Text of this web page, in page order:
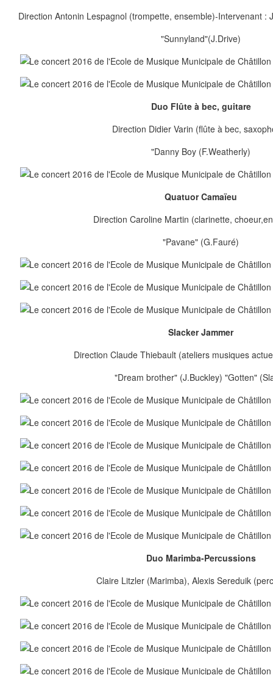
Direction Antonin Lespagnol (trompette, ensemble)-Intervenant :
"Sunnyland"(J.Drive)
Duo Flûte à bec, guitare
Direction Didier Varin (flûte à bec,
"Danny Boy (F.Weatherly)
Quatuor Camaïeu
Direction Caroline Martin (clarinette,
"Pavane" (G.Fauré)
Slacker Jammer
Direction Claude Thiebault (ateliers musiques
"Dream brother" (J.Buckley) "Gotten"
Duo Marimba-Percussions
Claire Litzler (Marimba), Alexis Sereduik